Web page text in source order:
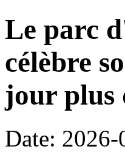
Le parc
célèbre
jour plus
Date: 2026-